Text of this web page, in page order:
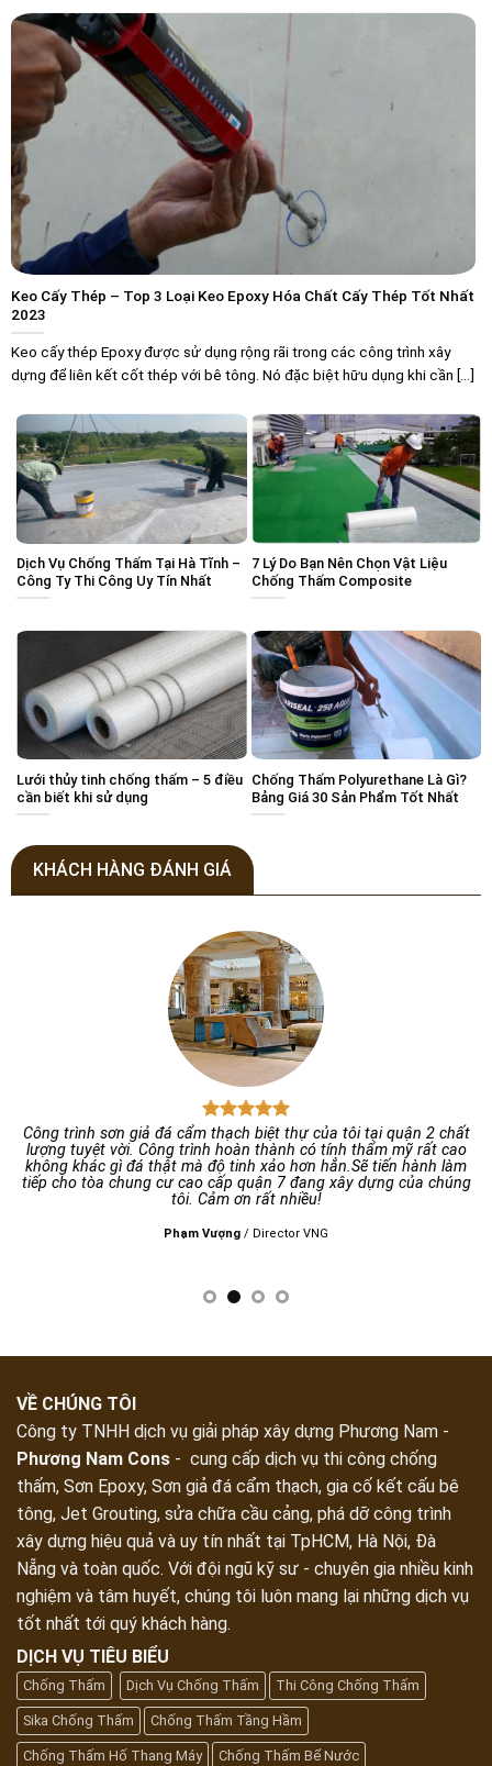
Keo Cấy Thép – Top 3 Loại Keo Epoxy Hóa Chất Cấy Thép Tốt Nhất
2023
Keo cấy thép Epoxy được sử dụng rộng rãi trong các công trình xây
dựng để liên kết cốt thép với bê tông. Nó đặc biệt hữu dụng khi cần [...]
Dịch Vụ Chống Thấm Tại Hà Tĩnh –
Công Ty Thi Công Uy Tín Nhất
7 Lý Do Bạn Nên Chọn Vật Liệu
Chống Thấm Composite
Lưới thủy tinh chống thấm – 5 điều
cần biết khi sử dụng
Chống Thấm Polyurethane Là Gì?
Bảng Giá 30 Sản Phẩm Tốt Nhất
KHÁCH HÀNG ĐÁNH GIÁ
Công trình sơn giả đá cẩm thạch biệt thự của tôi tại quận 2 chất
lượng tuyệt vời. Công trình hoàn thành có tính thẩm mỹ rất cao
không khác gì đá thật mà độ tinh xảo hơn hẳn.Sẽ tiến hành làm
tiếp cho tòa chung cư cao cấp quận 7 đang xây dựng của chúng
tôi. Cảm ơn rất nhiều!
Phạm Vượng / Director VNG
VỀ CHÚNG TÔI
Công ty TNHH dịch vụ giải pháp xây dựng Phương Nam -
Phương Nam Cons - cung cấp dịch vụ thi công chống
thấm, Sơn Epoxy, Sơn giả đá cẩm thạch, gia cố kết cấu bê
tông, Jet Grouting, sửa chữa cầu cảng, phá dỡ công trình
xây dựng hiệu quả và uy tín nhất tại TpHCM, Hà Nội, Đà
Nẵng và toàn quốc. Với đội ngũ kỹ sư - chuyên gia nhiều kinh
nghiệm và tâm huyết, chúng tôi luôn mang lại những dịch vụ
tốt nhất tới quý khách hàng.
DỊCH VỤ TIÊU BIỂU
Chống Thấm Dịch Vụ Chống Thấm Thi Công Chống Thấm
Sika Chống Thấm Chống Thấm Tầng Hầm
Chống Thấm Hố Thang Máy Chống Thấm Bể Nước